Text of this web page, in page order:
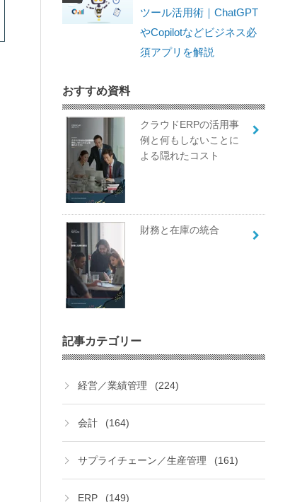
ツール活用術｜ChatGPT
やCopilotなどビジネス必
須アプリを解説
おすすめ資料
クラウドERPの活用事
例と何もしないことに
よる隠れたコスト
財務と在庫の統合
記事カテゴリー
経営／業績管理 (224)
会計 (164)
サプライチェーン／生産管理 (161)
ERP (149)